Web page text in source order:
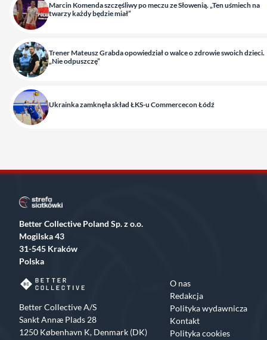
Marcin Komenda szczęśliwy po meczu ze Słowenią. „Ten uśmiech na
twarzy każdy będzie miał”
Trener Mateusz Grabda opowiedział o walce o zdrowie swoich dzieci.
„Nie odpuszczę”
Ukrainka zamknęła skład ŁKS-u Commercecon Łódź
Better Collective Poland Sp. z o.o.
Mogilska 43
31-545 Kraków
Polska
Better Collective A/S
Sankt Annæ Plads 28
1250 København K, Denmark (DK)
O nas
Redakcja
Polityka wydawnicza
Kontakt
Polityka cookies